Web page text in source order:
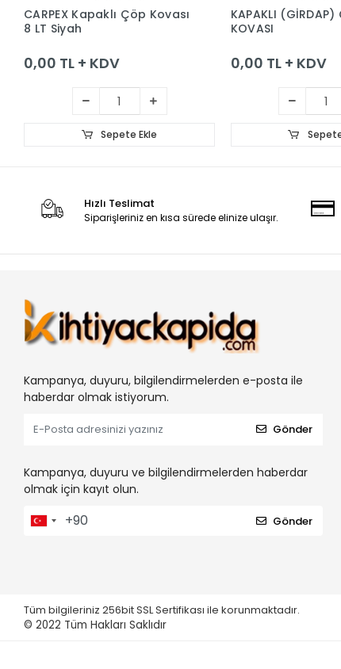
Sepete Ekle
CARPEX Kapaklı Çöp Kovası
8 LT Siyah
0,00 TL + KDV
Sepete Ekle
Sepete
KAPAKLI (GİRDAP)
KOVASI
0,00 TL + KDV
Hızlı Teslimat
Siparişleriniz en kısa sürede elinize ulaşır.
Kampanya, duyuru, bilgilendirmelerden e-posta ile
haberdar olmak istiyorum.
Gönder
Kampanya, duyuru ve bilgilendirmelerden haberdar
olmak için kayıt olun.
Gönder
Tüm bilgileriniz 256bit SSL Sertifikası ile korunmaktadır.
© 2022 Tüm Hakları Saklıdır